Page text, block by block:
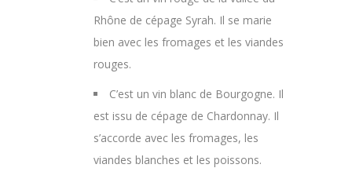
Rhône de cépage Syrah. Il se marie
bien avec les fromages et les viandes
rouges.
C’est un vin blanc de Bourgogne. Il
est issu de cépage de Chardonnay. Il
s’accorde avec les fromages, les
viandes blanches et les poissons.